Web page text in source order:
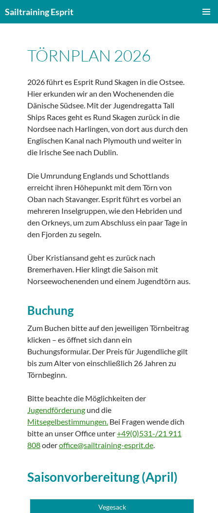
Inhalt
Sailtraining Esprit
TÖRNPLAN 2026
2026 führt es Esprit Rund Skagen in die Ostsee.
Hier erkunden wir an den Wochenenden die
Dänische Südsee. Mit der Jugendregatta Tall
Ships Races geht es Rund Skagen zurück in die
Nordsee nach Harlingen, von dort aus durch den
Englischen Kanal nach Plymouth und weiter in
die Irische See nach Dublin.
Die Umrundung Englands und Schottlands
erreicht ihren Höhepunkt mit dem Törn von
Oban nach Stavanger. Esprit führt es vorbei an
mehreren Inselgruppen, wie den Hebriden und
den Orkneys, um zum Abschluss ein paar Tage in
den Fjorden zu segeln.
Über Kristiansand geht es zurück nach
Bremerhaven. Hier klingt die Saison mit
Norseewochenenden und einem Jugendtörn aus.
Buchung
Zum Buchen bitte auf den jeweiligen Törnbeitrag
klicken – es öffnet sich dann ein
Buchungsformular. Der Preis für Jugendliche gilt
bis zum Alter von einschließlich 26 Jahren zu
Törnbeginn.
Bitte beachte die Möglichkeiten der
Jugendförderung und die
Mitsegelbestimmungen. Bei Fragen wende dich
bitte an unser Office unter+49(0)531-/21 911
808oderoffice@sailtraining-esprit.de.
Saisonvorbereitung (April)
Vegesack